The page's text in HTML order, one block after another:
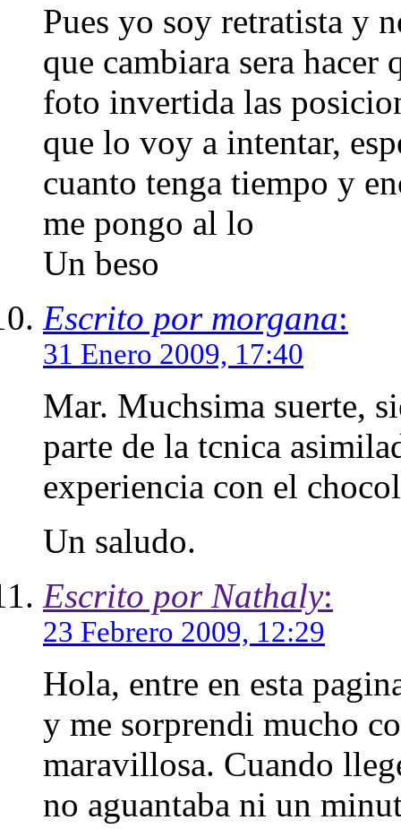
Pues yo soy retratista y
que cambiara sera hacer
foto invertida las
que lo voy a intentar,
cuanto tenga tiempo y
me pongo al lo
Un beso
Escrito por morgana:
31 Enero 2009, 17:40
Mar. Muchsima suerte,
parte de la tcnica
experiencia con el
Un saludo.
Escrito por Nathaly:
23 Febrero 2009, 12:29
Hola, entre en esta
y me sorprendi mucho
maravillosa. Cuando
no aguantaba ni un